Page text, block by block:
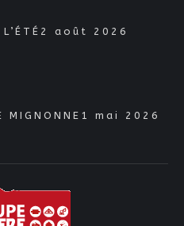
2 août 2026
MIGNONNE 1 mai 2026